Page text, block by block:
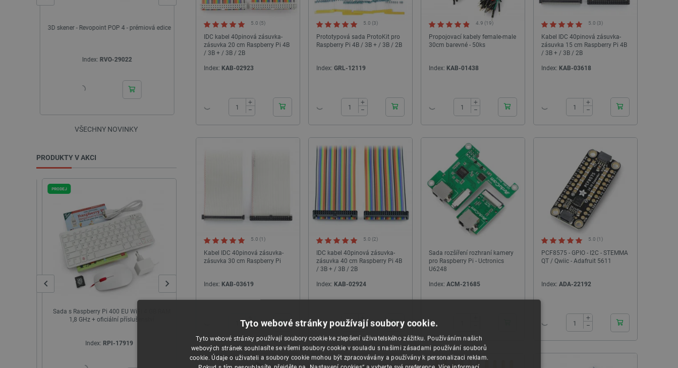
3D skener - Revopoint POP 4 - prémiová edice
Index: RVO-29022
Digitální osciloskop RIGOL DHO924S - 4
kanály, 250 MHz, 1,25 Gsa/s, 12 bitů, AWG 25
MHz
Bambu TPU 90A-Crystal Blue- with Bambu
Reusable Spool
Náhradní filament Bambu Lab PETG Basic
1,75 mm 1 kg - tmavě modrá
VŠECHNY NOVINKY
PRODUKTY V AKCI
Sada s Raspberry Pi 400 EU WiFi 4 GB RAM
1,8 GHz + oficiální příslušenství
Index:RPI-17919
PRODEJ
ARM Cortex M4
DIS-03499
bílá
DEV-15238
ovladač motoru -
IDC kabel 40pinová zásuvka-
zásuvka 20 cm Raspberry Pi 4B
/ 3B + / 3B / 2B
5.0 (5)
Index: KAB-02923
+
−
Prototypová sada ProtoKit pro
Raspberry Pi 4B / 3B + / 3B / 2B
5.0 (3)
Index: GRL-12119
+
−
Propojovací kabely female-male
30cm barevné - 50ks
4.9 (19)
Index: KAB-01438
+
−
Kabel IDC 40pinová zásuvka-
zásuvka 15 cm Raspberry Pi 4B
/ 3B + / 3B / 2B
5.0 (3)
Index: KAB-03618
+
−
Kabel IDC 40pinová zásuvka-
zásuvka 30 cm Raspberry Pi
5.0 (1)
Index: KAB-03619
24h
−
IDC kabel 40pinová zásuvka-
zásuvka 40 cm Raspberry Pi 4B
/ 3B + / 3B / 2B
5.0 (2)
Index: KAB-02924
24h
+
−
Sada rozšíření rozhraní kamery
pro Raspberry Pi - Uctronics
U6248
Index: ACM-21685
24h
PCF8575 - GPIO - I2C - STEMMA
QT / Qwiic - Adafruit 5611
5.0 (1)
Index: ADA-22192
+
−
Tyto webové stránky používají soubory cookie.
Tyto webové stránky používají soubory cookie ke zlepšení uživatelského zážitku. Používáním našich
webových stránek souhlasíte se všemi soubory cookie v souladu s našimi zásadami používání souborů
cookie. Údaje o uživateli a soubory cookie mohou být zpracovávány a používány k personalizaci reklam.